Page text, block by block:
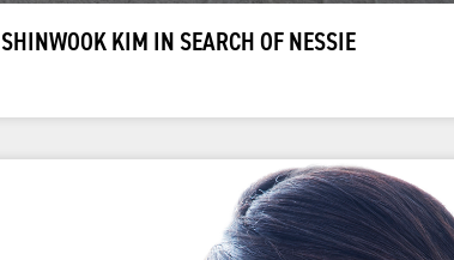
SHINWOOK KIM IN SEARCH OF NESSIE